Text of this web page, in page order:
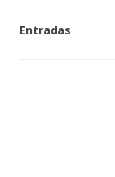
Entradas